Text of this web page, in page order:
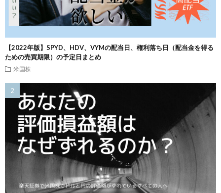
【2022年版】SPYD、HDV、VYMの配当日、権利落ち日（配当金を得る
ための売買期限）の予定日まとめ
米国株